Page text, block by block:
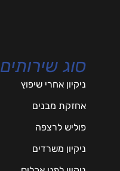
סוג שירותים
ניקיון אחרי שיפוץ
אחזקת מבנים
פוליש לרצפה
ניקיון משרדים